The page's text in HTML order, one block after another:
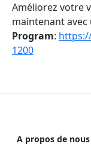
Améliorez votre
maintenant
Program:
1200
A propos de nous